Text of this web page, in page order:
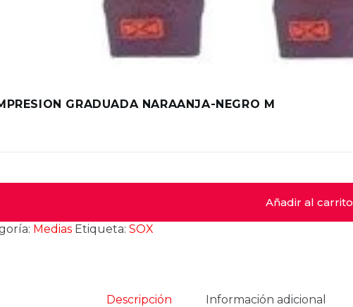
GRADUADA NARAANJA-NEGRO M
Añadir al carrito
Medias Etiqueta: SOX
Descripción Información adicional